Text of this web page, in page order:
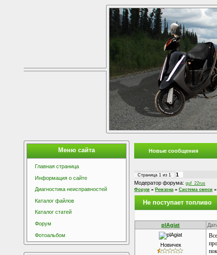
Меню сайта
Главная страница
Информация о сайте
Диагностика неисправностей
Каталог файлов
Каталог статей
Форум
Фотоальбом
Новые сообщения
Страница 1 из 1
1
Модератор форума: guf_22rus
Форум » Ремзона » Система смеси »
Не поступает топливо
plAgiat
Новичек